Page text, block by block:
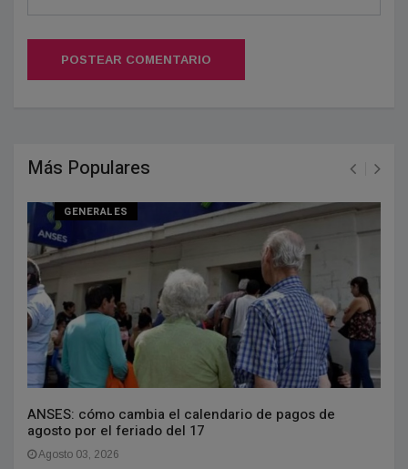
POSTEAR COMENTARIO
Más Populares
GENERALES
ANSES: cómo cambia el calendario de pagos de
agosto por el feriado del 17
Agosto 03, 2026